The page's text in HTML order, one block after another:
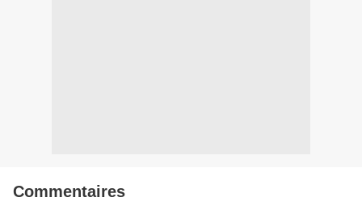
Commentaires